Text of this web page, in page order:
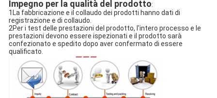
Impegno per la qualità del prodotto:
1La fabbricazione e il collaudo dei prodotti hanno dati di
registrazione e di collaudo.
2Per i test delle prestazioni del prodotto, l'intero processo e le
prestazioni devono essere ispezionati e il prodotto sarà
confezionato e spedito dopo aver confermato di essere
qualificato.